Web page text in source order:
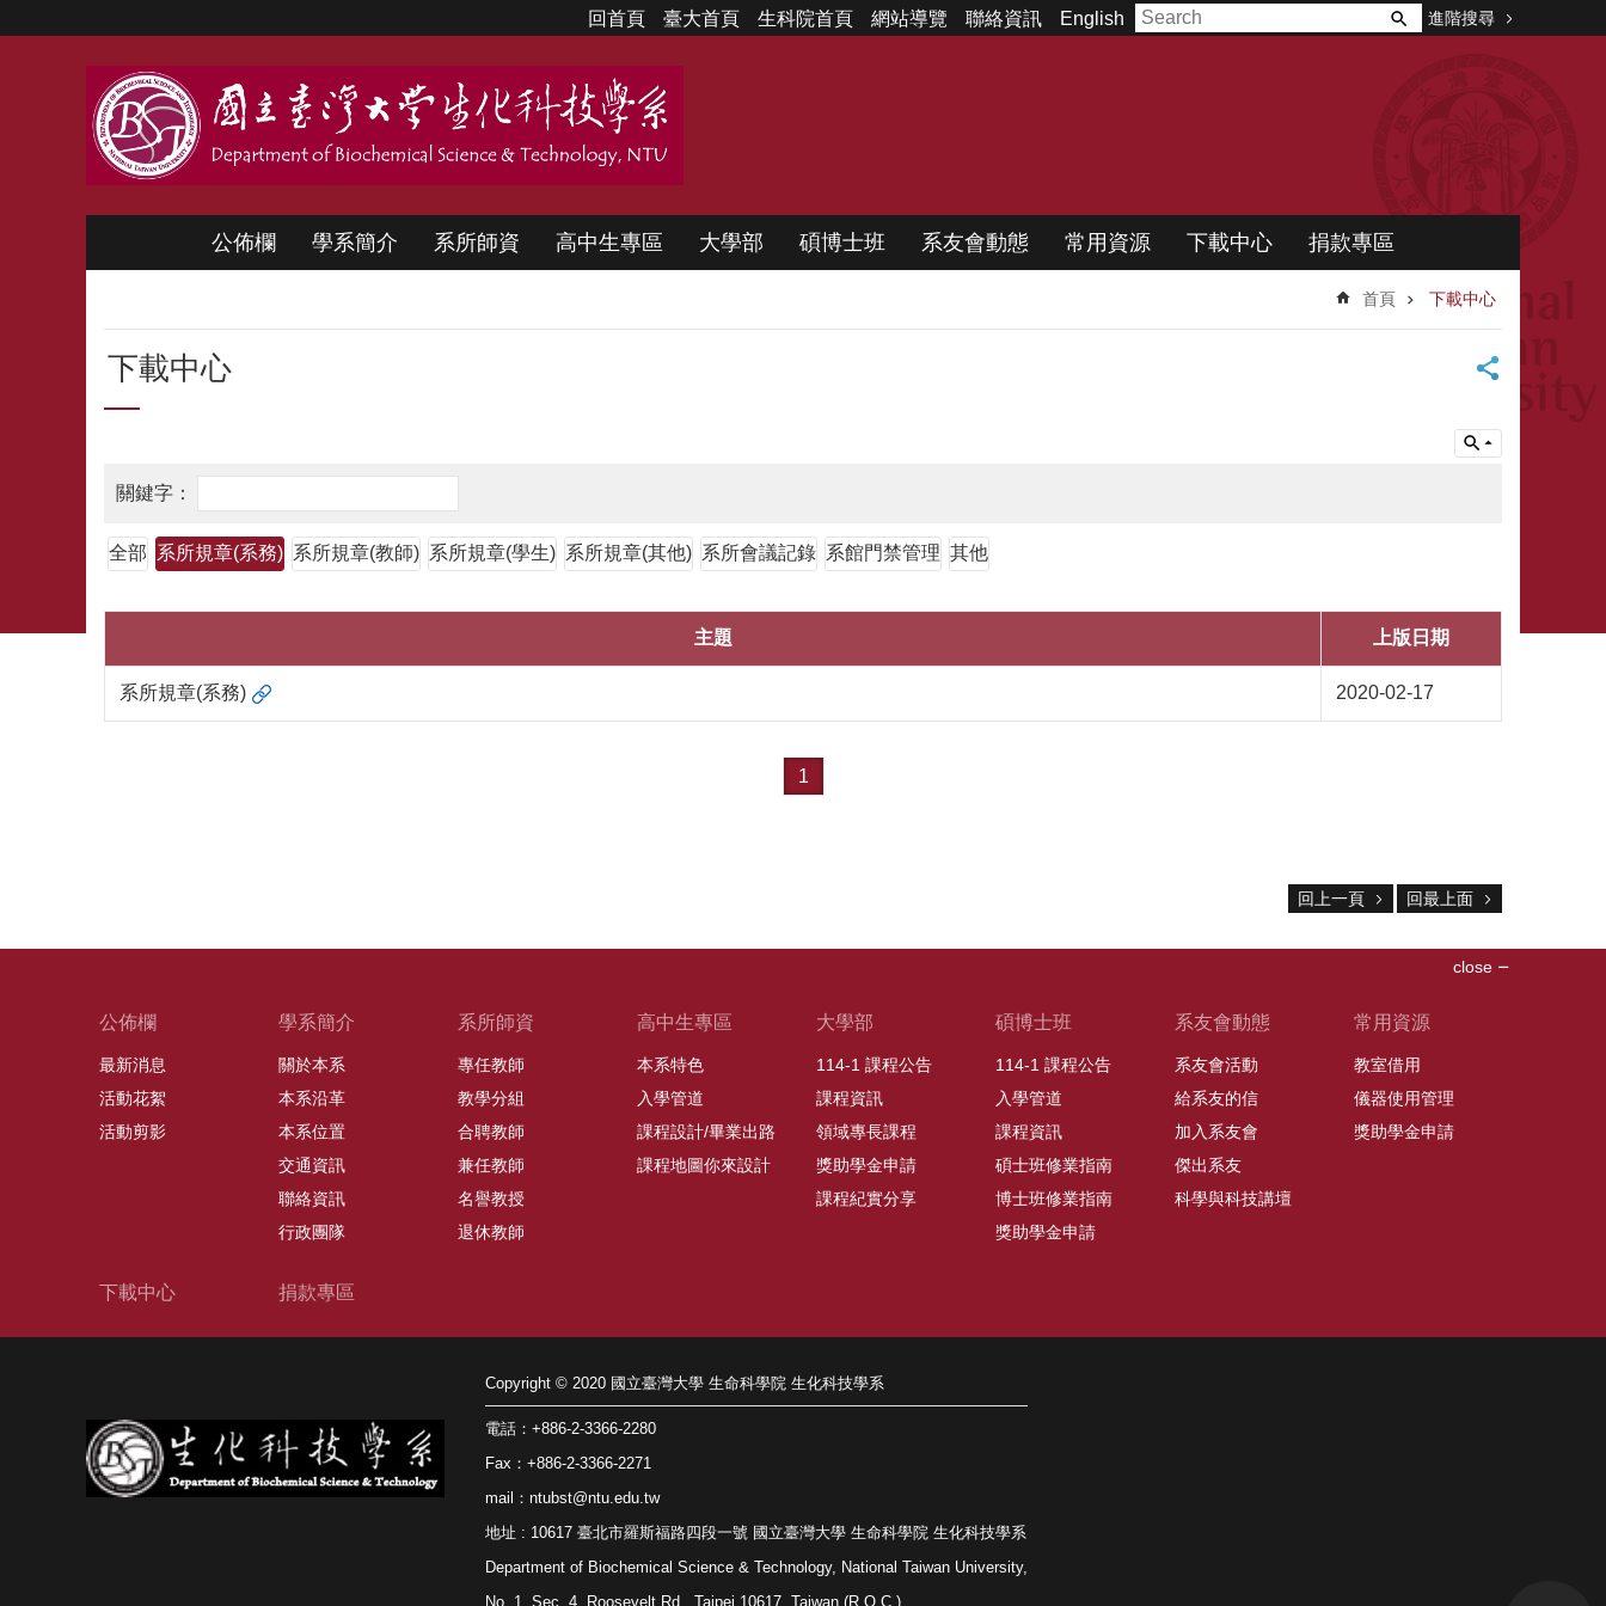
回首頁 臺大首頁 生科院首頁 網站導覽 聯絡資訊 English 進階搜尋
公佈欄 學系簡介 系所師資 高中生專區 大學部 碩博士班 系友會動態 常用資源 下載中心 捐款專區
首頁 下載中心
下載中心
全部 系所規章(系務) 系所規章(教師) 系所規章(學生) 系所規章(其他) 系所會議記錄 系館門禁管理 其他
主題 上版日期
系所規章(系務) 2020-02-17
1
回上一頁 回最上面
close
公佈欄
最新消息
活動花絮
活動剪影
學系簡介
關於本系
本系沿革
本系位置
交通資訊
聯絡資訊
行政團隊
系所師資
專任教師
教學分組
合聘教師
兼任教師
名譽教授
退休教師
高中生專區
本系特色
入學管道
課程設計/畢業出路
課程地圖你來設計
大學部
114-1 課程公告
課程資訊
領域專長課程
獎助學金申請
課程紀實分享
碩博士班
114-1 課程公告
入學管道
課程資訊
碩士班修業指南
博士班修業指南
獎助學金申請
系友會動態
系友會活動
給系友的信
加入系友會
傑出系友
科學與科技講壇
常用資源
教室借用
儀器使用管理
獎助學金申請
下載中心 捐款專區
Copyright © 2020 國立臺灣大學 生命科學院 生化科技學系
電話：+886-2-3366-2280
Fax：+886-2-3366-2271
mail：ntubst@ntu.edu.tw
地址 : 10617 臺北市羅斯福路四段一號 國立臺灣大學 生命科學院 生化科技學系
Department of Biochemical Science & Technology, National Taiwan University,
No. 1, Sec. 4, Roosevelt Rd., Taipei 10617, Taiwan (R.O.C.)